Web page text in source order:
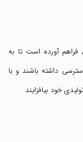
آورده است تا به
داشته باشند و با
خود بیافزایند